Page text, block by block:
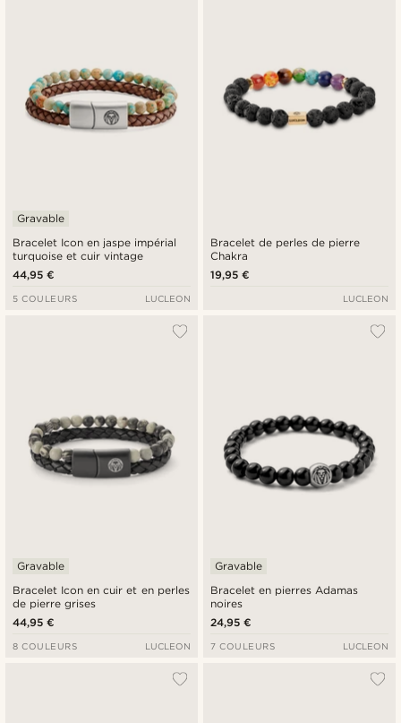
Bracelet Icon en jaspe impérial
turquoise et cuir vintage
Gravable
44,95 €
5 COULEURS LUCLEON
Bracelet de perles de pierre
Chakra
19,95 €
LUCLEON
Bracelet Icon en cuir et en perles
de pierre grises
Gravable
44,95 €
8 COULEURS LUCLEON
Bracelet en pierres Adamas
noires
Gravable
24,95 €
7 COULEURS LUCLEON